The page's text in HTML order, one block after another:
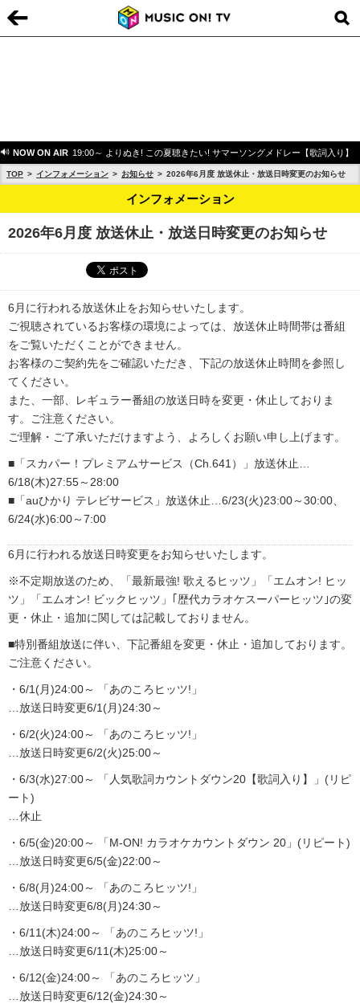
NOW ON AIR 19:00～ よりぬき! この夏聴きたい! サマーソングメドレー【歌詞入り】
TOP インフォメーション お知らせ 2026年6月度 放送休止・放送日時変更のお知らせ
インフォメーション
2026年6月度 放送休止・放送日時変更のお知らせ
6月に行われる放送休止をお知らせいたします。
ご視聴されているお客様の環境によっては、放送休止時間帯は番組
をご覧いただくことができません。
お客様のご契約先をご確認いただき、下記の放送休止時間を参照し
てください。
また、一部、レギュラー番組の放送日時を変更・休止しておりま
す。ご注意ください。
ご理解・ご了承いただけますよう、よろしくお願い申し上げます。
■「スカパー！プレミアムサービス（Ch.641）」放送休止…
6/18(木)27:55～28:00
■「auひかり テレビサービス」放送休止…6/23(火)23:00～30:00、
6/24(水)6:00～7:00
6月に行われる放送日時変更をお知らせいたします。
※不定期放送のため、「最新最強! 歌えるヒッツ」「エムオン! ヒッ
ツ」「エムオン! ビックヒッツ」｢歴代カラオケスーパーヒッツ｣の変
更・休止・追加に関しては記載しておりません。
■特別番組放送に伴い、下記番組を変更・休止・追加しております。
ご注意ください。
・6/1(月)24:00～ 「あのころヒッツ!」
…放送日時変更6/1(月)24:30～
・6/2(火)24:00～ 「あのころヒッツ!」
…放送日時変更6/2(火)25:00～
・6/3(水)27:00～ 「人気歌詞カウントダウン20【歌詞入り】」(リピ
ート)
…休止
・6/5(金)20:00～ 「M-ON! カラオケカウントダウン 20」(リピート)
…放送日時変更6/5(金)22:00～
・6/8(月)24:00～ 「あのころヒッツ!」
…放送日時変更6/8(月)24:30～
・6/11(木)24:00～ 「あのころヒッツ!」
…放送日時変更6/11(木)25:00～
・6/12(金)24:00～ 「あのころヒッツ」
…放送日時変更6/12(金)24:30～